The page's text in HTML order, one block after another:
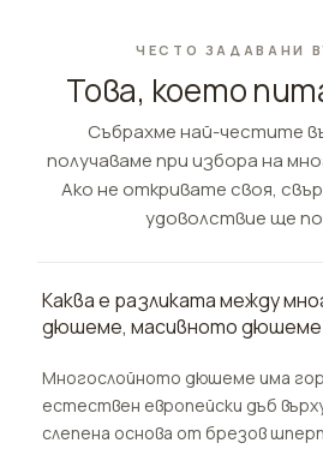
ЧЕСТО ЗАДАВАНИ
Това, което
Събрахме най-честите
получаваме при избора на
Ако не откривате своя,
удоволствие ще
Каква е разликата между
дюшеме, масивното дюшеме
Многослойното дюшеме има
естествен европейски дъб
слепена основа от брезов